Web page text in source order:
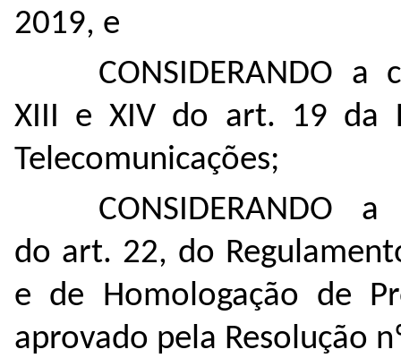
2019, e
CONSIDERANDO
XIII e XIV do art. 19 da
Telecomunicações;
CONSIDERANDO
do art. 22, do
e de Homologação de
aprovado pela Resolução